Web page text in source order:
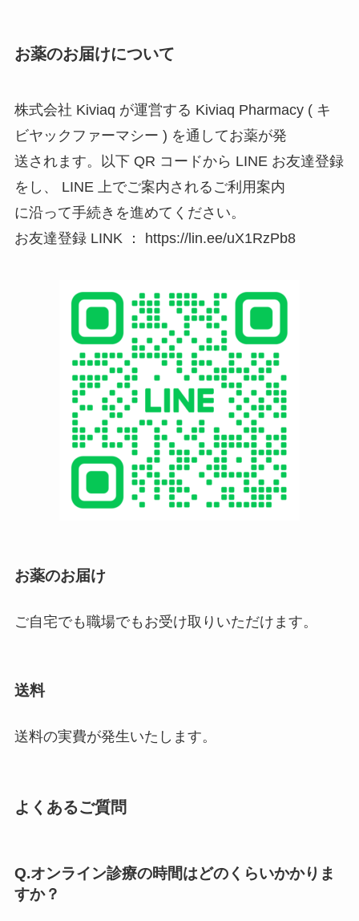
お薬のお届けについて
株式会社 Kiviaq が運営する Kiviaq Pharmacy ( キ
ビヤックファーマシー ) を通してお薬が発
送されます。以下 QR コードから LINE お友達登録
をし、 LINE 上でご案内されるご利用案内
に沿って手続きを進めてください。
お友達登録 LINK ： https://lin.ee/uX1RzPb8
お薬のお届け
ご自宅でも職場でもお受け取りいただけます。
送料
送料の実費が発生いたします。
よくあるご質問
Q.オンライン診療の時間はどのくらいかかりま
すか？